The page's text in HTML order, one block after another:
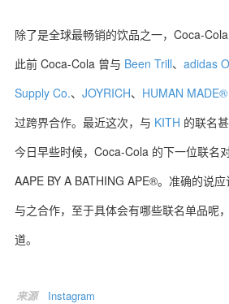
关于我们 联系我
除了是全球最畅销的饮品之一，Coca-Cola
此前 Coca-Cola 曾与 Been Trill、 adidas
Supply Co.、 JOYRICH、 HUMAN MADE®
过跨界合作。最近这次，与 KITH 的联名
今日早些时候，Coca-Cola 的下一位联名
AAPE BY A BATHING APE®。准确的说
与之合作，至于具体会有哪些联名单品呢
道。
来源 Instagram